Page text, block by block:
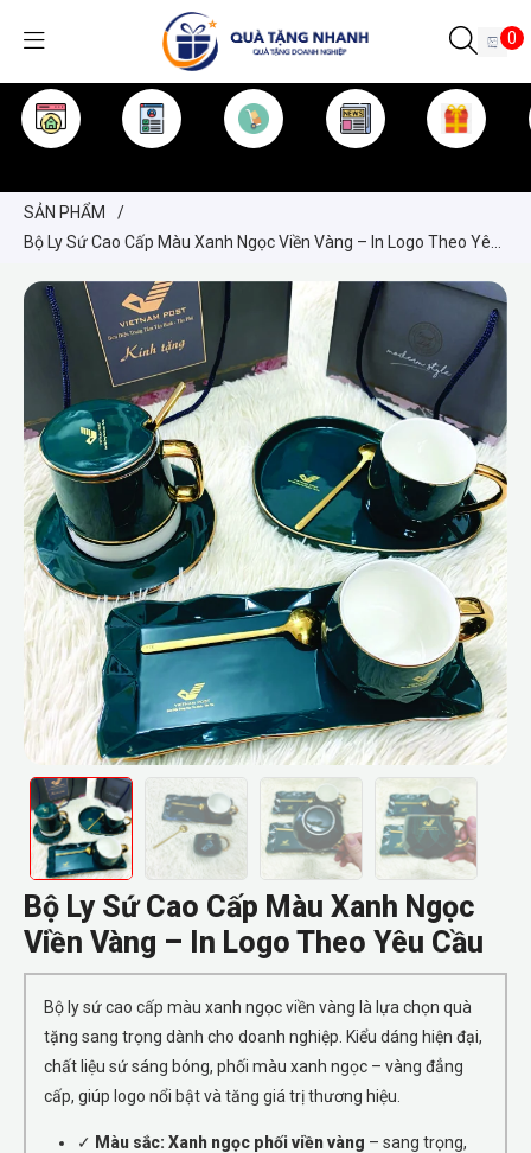
0
SẢN PHẨM
/
Bộ Ly Sứ Cao Cấp Màu Xanh Ngọc Viền Vàng – In Logo Theo Yêu
Bộ Ly Sứ Cao Cấp Màu Xanh Ngọc
Viền Vàng – In Logo Theo Yêu Cầu
Bộ ly sứ cao cấp màu xanh ngọc viền vàng là lựa chọn quà
tặng sang trọng dành cho doanh nghiệp. Kiểu dáng hiện đại,
chất liệu sứ sáng bóng, phối màu xanh ngọc – vàng đẳng
cấp, giúp logo nổi bật và tăng giá trị thương hiệu.
✓ Màu sắc: Xanh ngọc phối viền vàng – sang trọng,